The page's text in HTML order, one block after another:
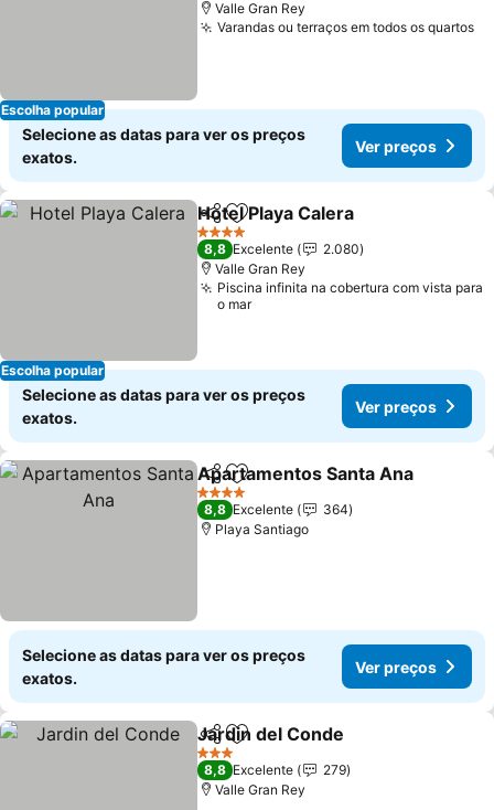
Escolha popular
Valle Gran Rey
Varandas ou terraços em todos os quartos
Selecione as datas para ver os preços
exatos.
Ver preços
Escolha popular
PartilharAdicionar aos favoritos
Hotel Playa Calera
4 Estrelas
8,8 Excelente
2.080
Valle Gran Rey
Piscina infinita na cobertura com vista para
o mar
Selecione as datas para ver os preços
exatos.
Ver preços
PartilharAdicionar aos favoritos
Apartamentos Santa Ana
4 Estrelas
8,8 Excelente
364
Playa Santiago
Selecione as datas para ver os preços
exatos.
Ver preços
PartilharAdicionar aos favoritos
Jardin del Conde
3 Estrelas
8,8 Excelente
279
Valle Gran Rey